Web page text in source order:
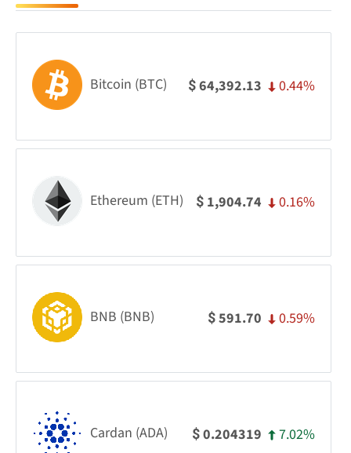
Bitcoin (BTC) $64,392.13 0.44%
Ethereum (ETH) $ 1,904.74 0.16%
BNB (BNB) $591.70 0.59%
Cardan (ADA) $0.204319 7.02%